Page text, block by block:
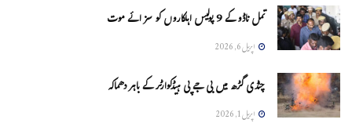
تمل ناڈو کے 9 پولیس اہلکاروں کو سزائے موت
اپریل 6, 2026
چنڈی گڑھ میں بی جے پی ہیڈکوارٹر کے باہر دھماکہ
اپریل 1, 2026